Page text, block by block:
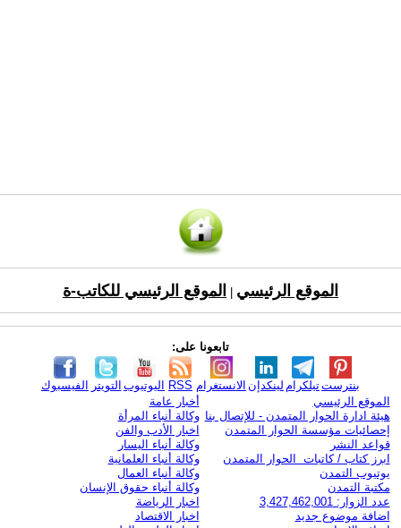
الموقع الرئيسي الموقع الرئيسي للكاتب-ة
تابعونا على:
الفيسبوك التويتر اليوتيوب RSS الانستغرام لينكدإن تيلكرامبنترست
الموقع الرئيسي
هيئة ادارة الحوار المتمدن - للإتصال بنا
إحصائيات مؤسسة الحوار المتمدن
قواعد النشر
ابرز كتاب / كاتبات الحوار المتمدن
يوتيوب التمدن
مكتبة التمدن
عدد الزوار: 3,427,462,001
اضافة موضوع جديد
أخبار عامة
وكالة أنباء المرأة
اخبار الأدب والفن
وكالة أنباء اليسار
وكالة أنباء العلمانية
وكالة أنباء العمال
وكالة أنباء حقوق الإنسان
اخبار الرياضة
اخبار الاقتصاد